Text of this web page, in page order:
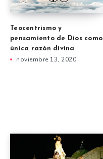
Teocentrismo y
pensamiento de Dios como
única razón divina
noviembre 13, 2020